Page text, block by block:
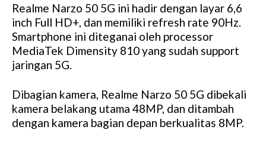
Realme Narzo 50 5G ini hadir dengan layar 6,6
inch Full HD+, dan memiliki refresh rate 90Hz.
Smartphone ini diteganai oleh processor
MediaTek Dimensity 810 yang sudah support
jaringan 5G.
Dibagian kamera, Realme Narzo 50 5G dibekali
kamera belakang utama 48MP, dan ditambah
dengan kamera bagian depan berkualitas 8MP.